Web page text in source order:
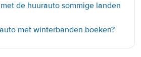
de huurauto sommige landen
met winterbanden boeken?